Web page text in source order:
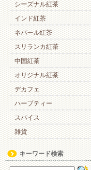
シーズナル紅茶
インド紅茶
ネパール紅茶
スリランカ紅茶
中国紅茶
オリジナル紅茶
デカフェ
ハーブティー
スパイス
雑貨
キーワード検索